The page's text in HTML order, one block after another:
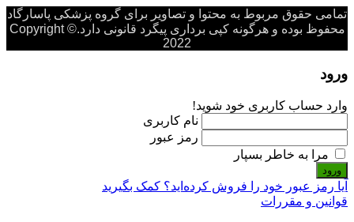
تمامی حقوق مربوط به محتوا و تصاویر برای گروه پزشکی پاسارگاد
محفوظ بوده و هرگونه کپی برداری پیگرد قانونی دارد.Copyright ©
2022
ورود
وارد حساب کاربری خود شوید!
نام کاربری
رمز عبور
مرا به خاطر بسپار
ورود
آیا رمز عبور خود را فروش کرده‌اید؟ کمک بگیرید
قوانین و مقررات